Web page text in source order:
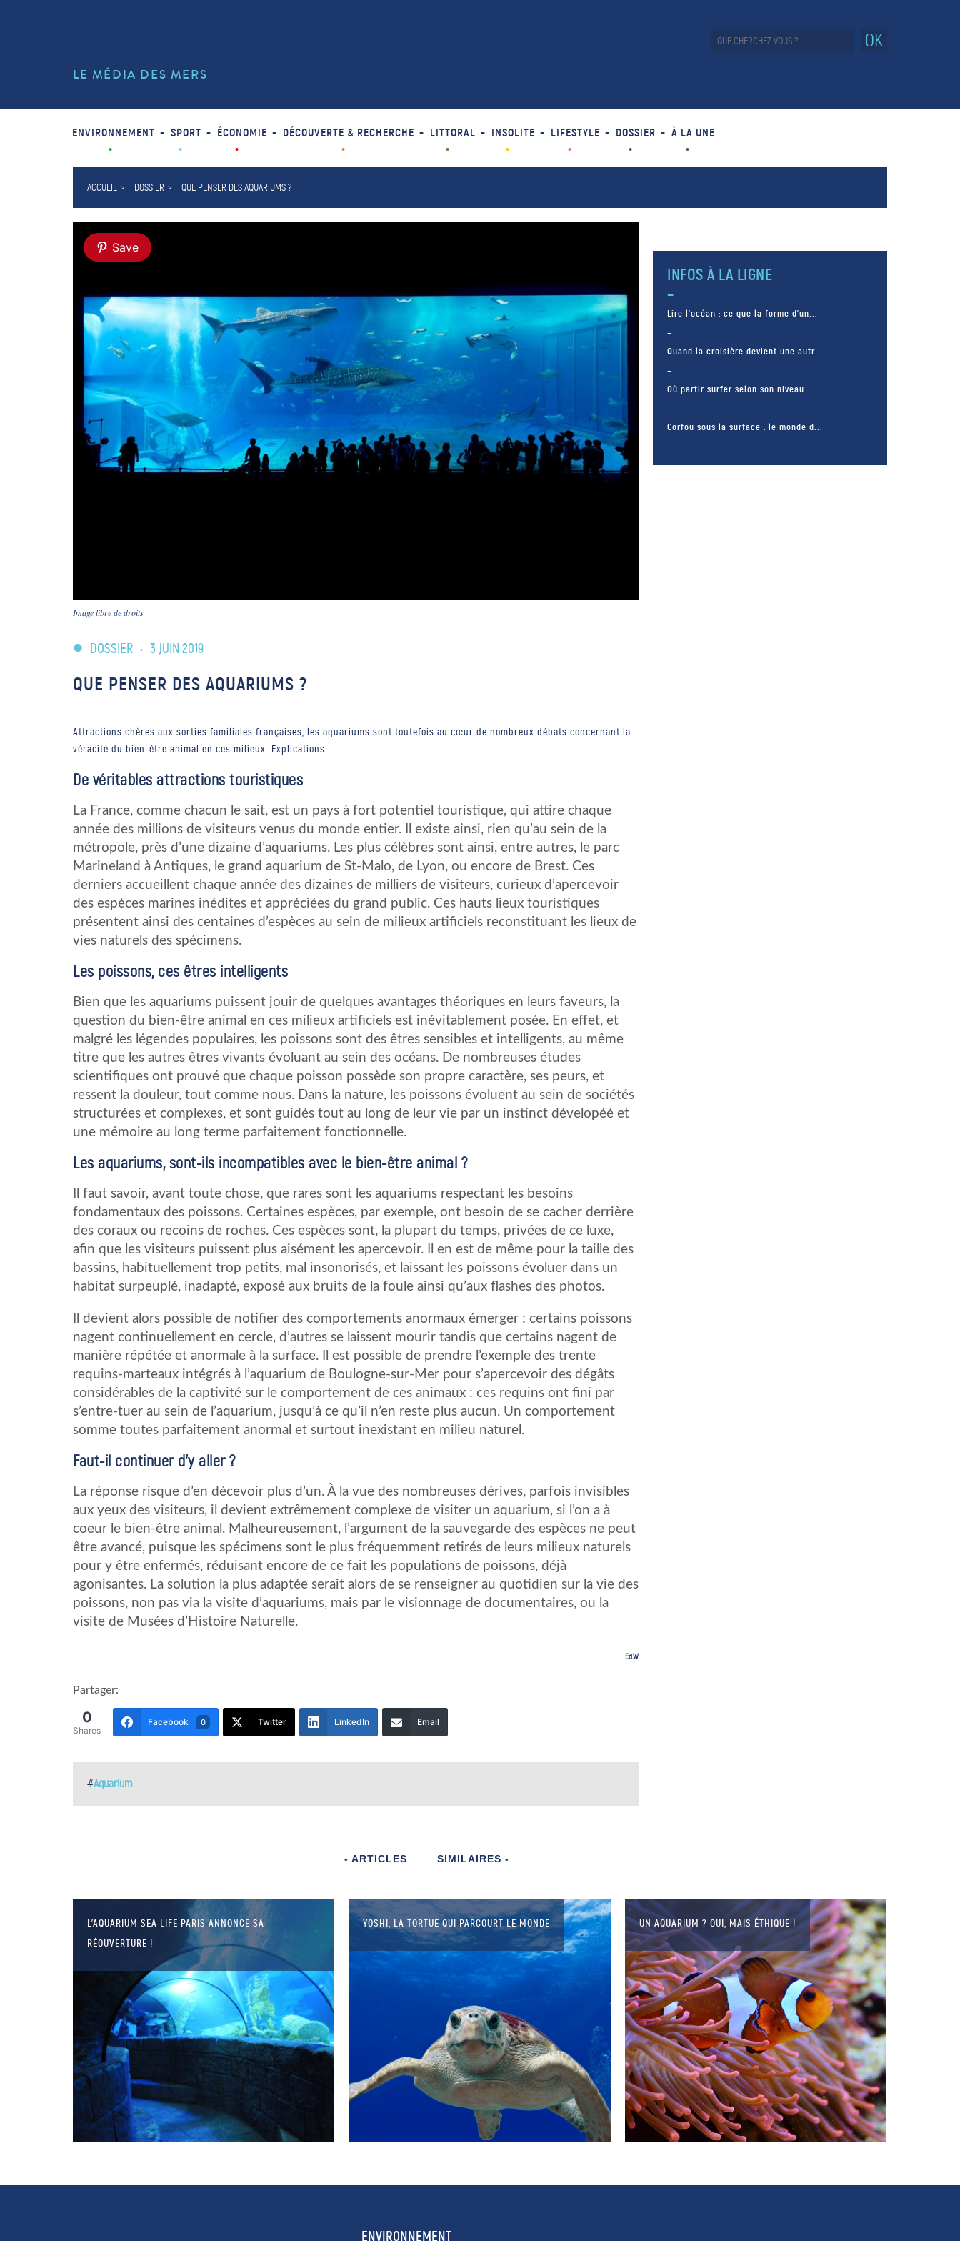
LE MÉDIA DES MERS
OK
ENVIRONNEMENT SPORT ÉCONOMIE DÉCOUVERTE & RECHERCHE LITTORAL INSOLITE LIFESTYLE DOSSIER À LA UNE
ACCUEIL DOSSIER QUE PENSER DES AQUARIUMS ?
Save
Image libre de droits
DOSSIER • 3 JUIN 2019
QUE PENSER DES AQUARIUMS ?
Attractions chères aux sorties familiales françaises, les aquariums sont toutefois au cœur de nombreux débats concernant la
véracité du bien-être animal en ces milieux. Explications.
De véritables attractions touristiques
La France, comme chacun le sait, est un pays à fort potentiel touristique, qui attire chaque
année des millions de visiteurs venus du monde entier. Il existe ainsi, rien qu’au sein de la
métropole, près d’une dizaine d’aquariums. Les plus célèbres sont ainsi, entre autres, le parc
Marineland à Antiques, le grand aquarium de St-Malo, de Lyon, ou encore de Brest. Ces
derniers accueillent chaque année des dizaines de milliers de visiteurs, curieux d’apercevoir
des espèces marines inédites et appréciées du grand public. Ces hauts lieux touristiques
présentent ainsi des centaines d’espèces au sein de milieux artificiels reconstituant les lieux de
vies naturels des spécimens.
Les poissons, ces êtres intelligents
Bien que les aquariums puissent jouir de quelques avantages théoriques en leurs faveurs, la
question du bien-être animal en ces milieux artificiels est inévitablement posée. En effet, et
malgré les légendes populaires, les poissons sont des êtres sensibles et intelligents, au même
titre que les autres êtres vivants évoluant au sein des océans. De nombreuses études
scientifiques ont prouvé que chaque poisson possède son propre caractère, ses peurs, et
ressent la douleur, tout comme nous. Dans la nature, les poissons évoluent au sein de sociétés
structurées et complexes, et sont guidés tout au long de leur vie par un instinct dévelopéé et
une mémoire au long terme parfaitement fonctionnelle.
Les aquariums, sont-ils incompatibles avec le bien-être animal ?
Il faut savoir, avant toute chose, que rares sont les aquariums respectant les besoins
fondamentaux des poissons. Certaines espèces, par exemple, ont besoin de se cacher derrière
des coraux ou recoins de roches. Ces espèces sont, la plupart du temps, privées de ce luxe,
afin que les visiteurs puissent plus aisément les apercevoir. Il en est de même pour la taille des
bassins, habituellement trop petits, mal insonorisés, et laissant les poissons évoluer dans un
habitat surpeuplé, inadapté, exposé aux bruits de la foule ainsi qu’aux flashes des photos.
Il devient alors possible de notifier des comportements anormaux émerger : certains poissons
nagent continuellement en cercle, d’autres se laissent mourir tandis que certains nagent de
manière répétée et anormale à la surface. Il est possible de prendre l’exemple des trente
requins-marteaux intégrés à l’aquarium de Boulogne-sur-Mer pour s’apercevoir des dégâts
considérables de la captivité sur le comportement de ces animaux : ces requins ont fini par
s’entre-tuer au sein de l’aquarium, jusqu’à ce qu’il n’en reste plus aucun. Un comportement
somme toutes parfaitement anormal et surtout inexistant en milieu naturel.
Faut-il continuer d’y aller ?
La réponse risque d’en décevoir plus d’un. À la vue des nombreuses dérives, parfois invisibles
aux yeux des visiteurs, il devient extrêmement complexe de visiter un aquarium, si l’on a à
coeur le bien-être animal. Malheureusement, l’argument de la sauvegarde des espèces ne peut
être avancé, puisque les spécimens sont le plus fréquemment retirés de leurs milieux naturels
pour y être enfermés, réduisant encore de ce fait les populations de poissons, déjà
agonisantes. La solution la plus adaptée serait alors de se renseigner au quotidien sur la vie des
poissons, non pas via la visite d’aquariums, mais par le visionnage de documentaires, ou la
visite de Musées d’Histoire Naturelle.
Ed.W
Partager:
0
Shares
Facebook 0 Twitter LinkedIn Email
#Aquarium
INFOS À LA LIGNE
Lire l’océan : ce que la forme d’un...
Quand la croisière devient une autr...
Où partir surfer selon son niveau… ...
Corfou sous la surface : le monde d...
- ARTICLES SIMILAIRES -
L’AQUARIUM SEA LIFE PARIS ANNONCE SA
RÉOUVERTURE !
YOSHI, LA TORTUE QUI PARCOURT LE MONDE UN AQUARIUM ? OUI, MAIS ÉTHIQUE !
ENVIRONNEMENT